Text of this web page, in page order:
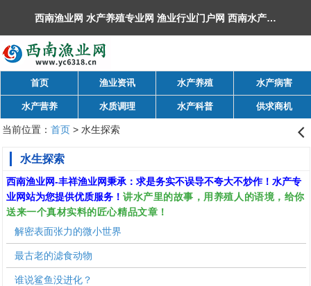
西南渔业网 水产养殖专业网 渔业行业门户网 ​西南水产网 丰祥渔业网 永川水花网，欢迎光临！
首页 渔业资讯 水产养殖 水产病害
水产营养 水质调理 水产科普 供求商机
当前位置： 首页> 水生探索 󰊒
水生探索
西南渔业网-丰祥渔业网秉承：求是务实不误导不夸大不炒作！水产专
业网站为您提供优质服务！ 讲水产里的故事，用养殖人的语境，给你
送来一个真材实料的匠心精品文章！
解密表面张力的微小世界
最古老的滤食动物
谁说鲨鱼没进化？